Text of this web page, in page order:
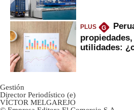
PLUS G
utilidades:
Gestión
Director Periodístico (e)
VÍCTOR MELGAREJO